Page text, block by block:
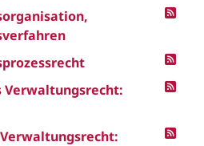
Verwaltungsrecht: